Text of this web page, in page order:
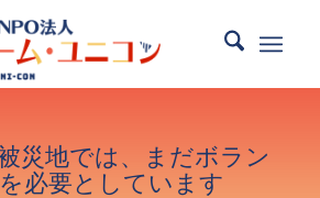
災地では、まだボラン
必要としています